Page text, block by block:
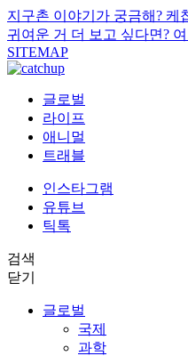
지구촌 이야기가 궁금해? 케
귀여운 거 더 보고 싶다면?
SITEMAP
글로벌
라이프
애니멀
트래블
인스타그램
유튜브
틱톡
검색
닫기
글로벌
국제
과학